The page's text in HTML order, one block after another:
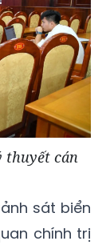
thuyết cán
sát biển
chính trị